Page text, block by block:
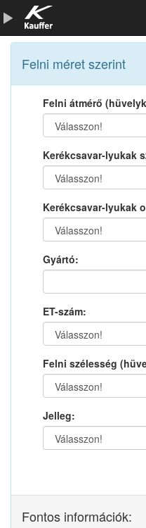
Szerszámkatalógus
Kosár
Alkatrészek
Felni méret szerint
Felni átmérő
Kerékcsavar-lyukak
Kerékcsavar-lyukak
Gyártó:
ET-szám:
Felni szélesség
Jelleg:
Fontos információk: